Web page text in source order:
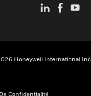
Honeywell International Inc
Confidentialité